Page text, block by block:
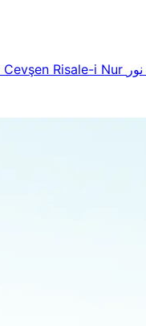
Cevşen Risale-i Nur